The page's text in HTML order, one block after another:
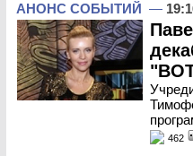
АНОНС СОБЫТИЙ —
462